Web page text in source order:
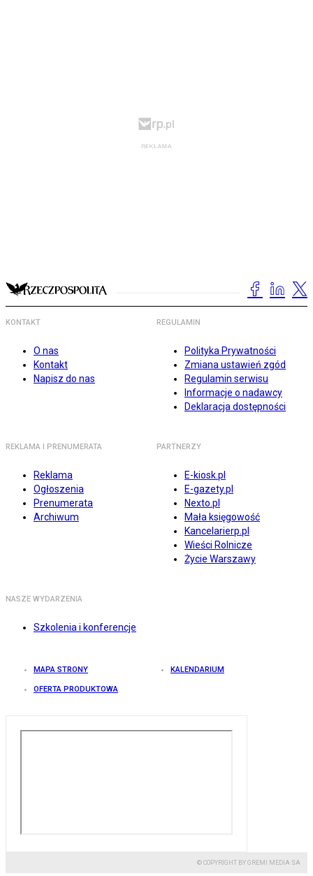
KONTAKT
O nas
Kontakt
Napisz do nas
REGULAMIN
Polityka Prywatności
Zmiana ustawień zgód
Regulamin serwisu
Informacje o nadawcy
Deklaracja dostępności
REKLAMA I PRENUMERATA
Reklama
Ogłoszenia
Prenumerata
Archiwum
PARTNERZY
E-kiosk.pl
E-gazety.pl
Nexto.pl
Mała księgowość
Kancelarierp.pl
Wieści Rolnicze
Życie Warszawy
NASZE WYDARZENIA
Szkolenia i konferencje
MAPA STRONY KALENDARIUM
OFERTA PRODUKTOWA
© COPYRIGHT BY GREMI MEDIA SA